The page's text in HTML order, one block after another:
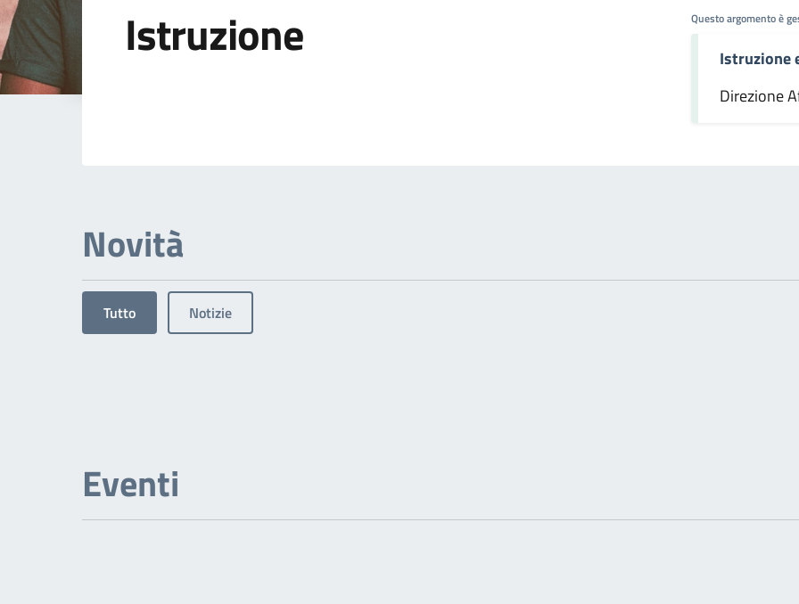
Istruzione Questo argomento è
Istruzione
Direzione
Novità
Tutto Notizie
Eventi